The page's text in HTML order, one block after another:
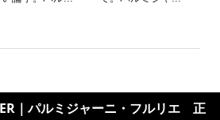
｜パルミジャーニ・フルリエ 正